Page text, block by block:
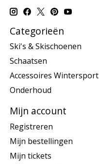
Categorieën
Ski's & Skischoenen
Schaatsen
Accessoires Wintersport
Onderhoud
Mijn account
Registreren
Mijn bestellingen
Mijn tickets